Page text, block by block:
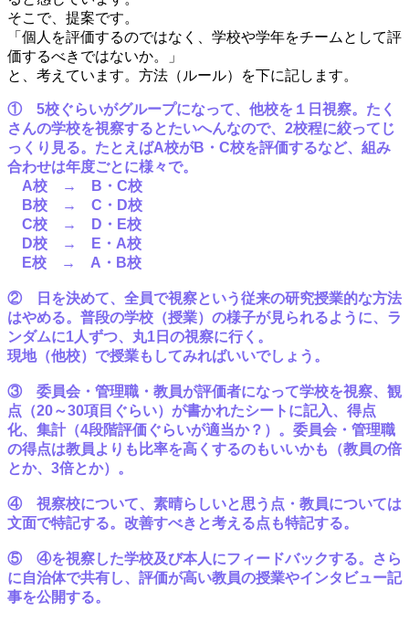
そこで、提案です。
「個人を評価するのではなく、学校や学年をチームとして評
価するべきではないか。」
と、考えています。方法（ルール）を下に記します。
① 5校ぐらいがグループになって、他校を１日視察。たく
さんの学校を視察するとたいへんなので、2校程に絞ってじ
っくり見る。たとえばA校がB・C校を評価するなど、組み
合わせは年度ごとに様々で。
A校 → B・C校
B校 → C・D校
C校 → D・E校
D校 → E・A校
E校 → A・B校
② 日を決めて、全員で視察という従来の研究授業的な方法
はやめる。普段の学校（授業）の様子が見られるように、ラ
ンダムに1人ずつ、丸1日の視察に行く。
現地（他校）で授業もしてみればいいでしょう。
③ 委員会・管理職・教員が評価者になって学校を視察、観
点（20～30項目ぐらい）が書かれたシートに記入、得点
化、集計（4段階評価ぐらいが適当か？）。委員会・管理職
の得点は教員よりも比率を高くするのもいいかも（教員の倍
とか、3倍とか）。
④ 視察校について、素晴らしいと思う点・教員については
文面で特記する。改善すべきと考える点も特記する。
⑤ ④を視察した学校及び本人にフィードバックする。さら
に自治体で共有し、評価が高い教員の授業やインタビュー記
事を公開する。